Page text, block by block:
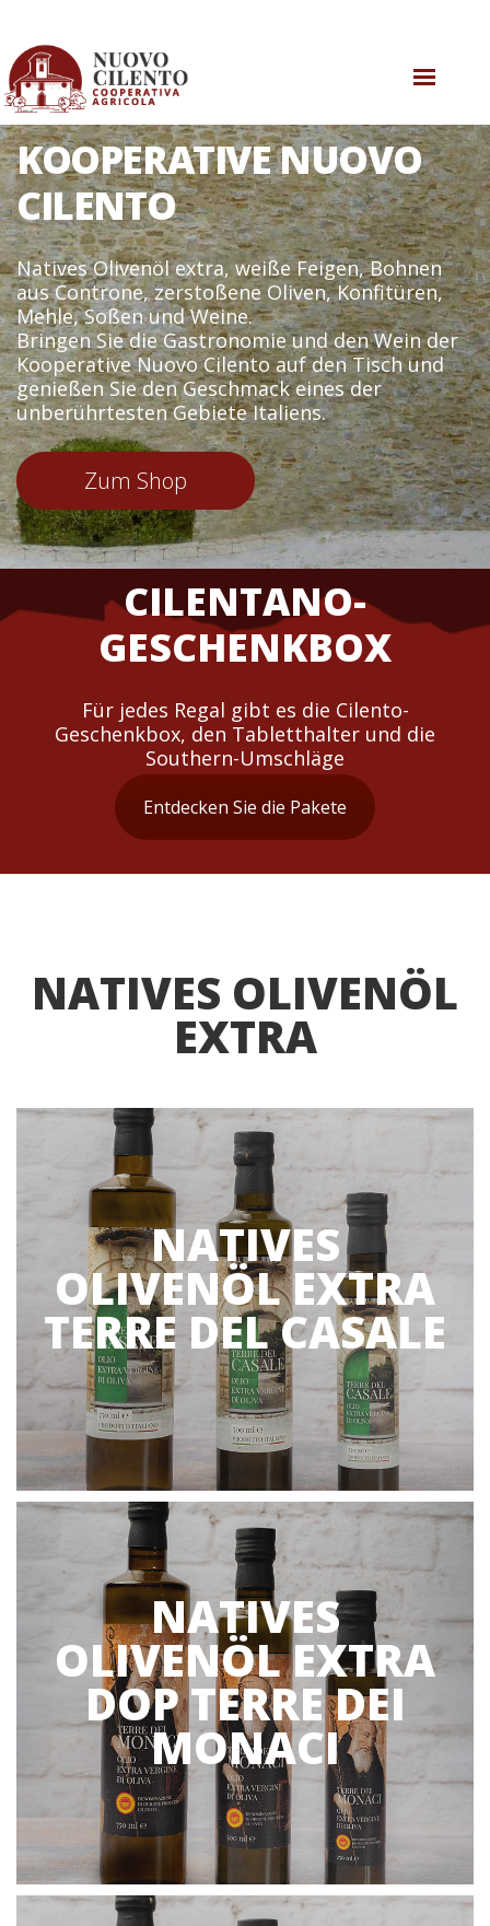
OLIVENÖL
SHOP
KOOPERATIVE
KOOPERATIVE NUOVO
CILENTO
Natives Olivenöl extra, weiße Feigen, Bohnen
aus Controne, zerstoßene Oliven, Konfitüren,
Mehle, Soßen und Weine.
Bringen Sie die Gastronomie und den Wein der
Kooperative Nuovo Cilento auf den Tisch und
genießen Sie den Geschmack eines der
unberührtesten Gebiete Italiens.
Zum Shop
CILENTANO-
GESCHENKBOX
Für jedes Regal gibt es die Cilento-
Geschenkbox, den Tabletthalter und die
Southern-Umschläge
Entdecken Sie die Pakete
NATIVES OLIVENÖL
EXTRA
NATIVES
OLIVENÖL EXTRA
TERRE DEL CASALE
NATIVES
OLIVENÖL EXTRA
DOP TERRE DEI
MONACI